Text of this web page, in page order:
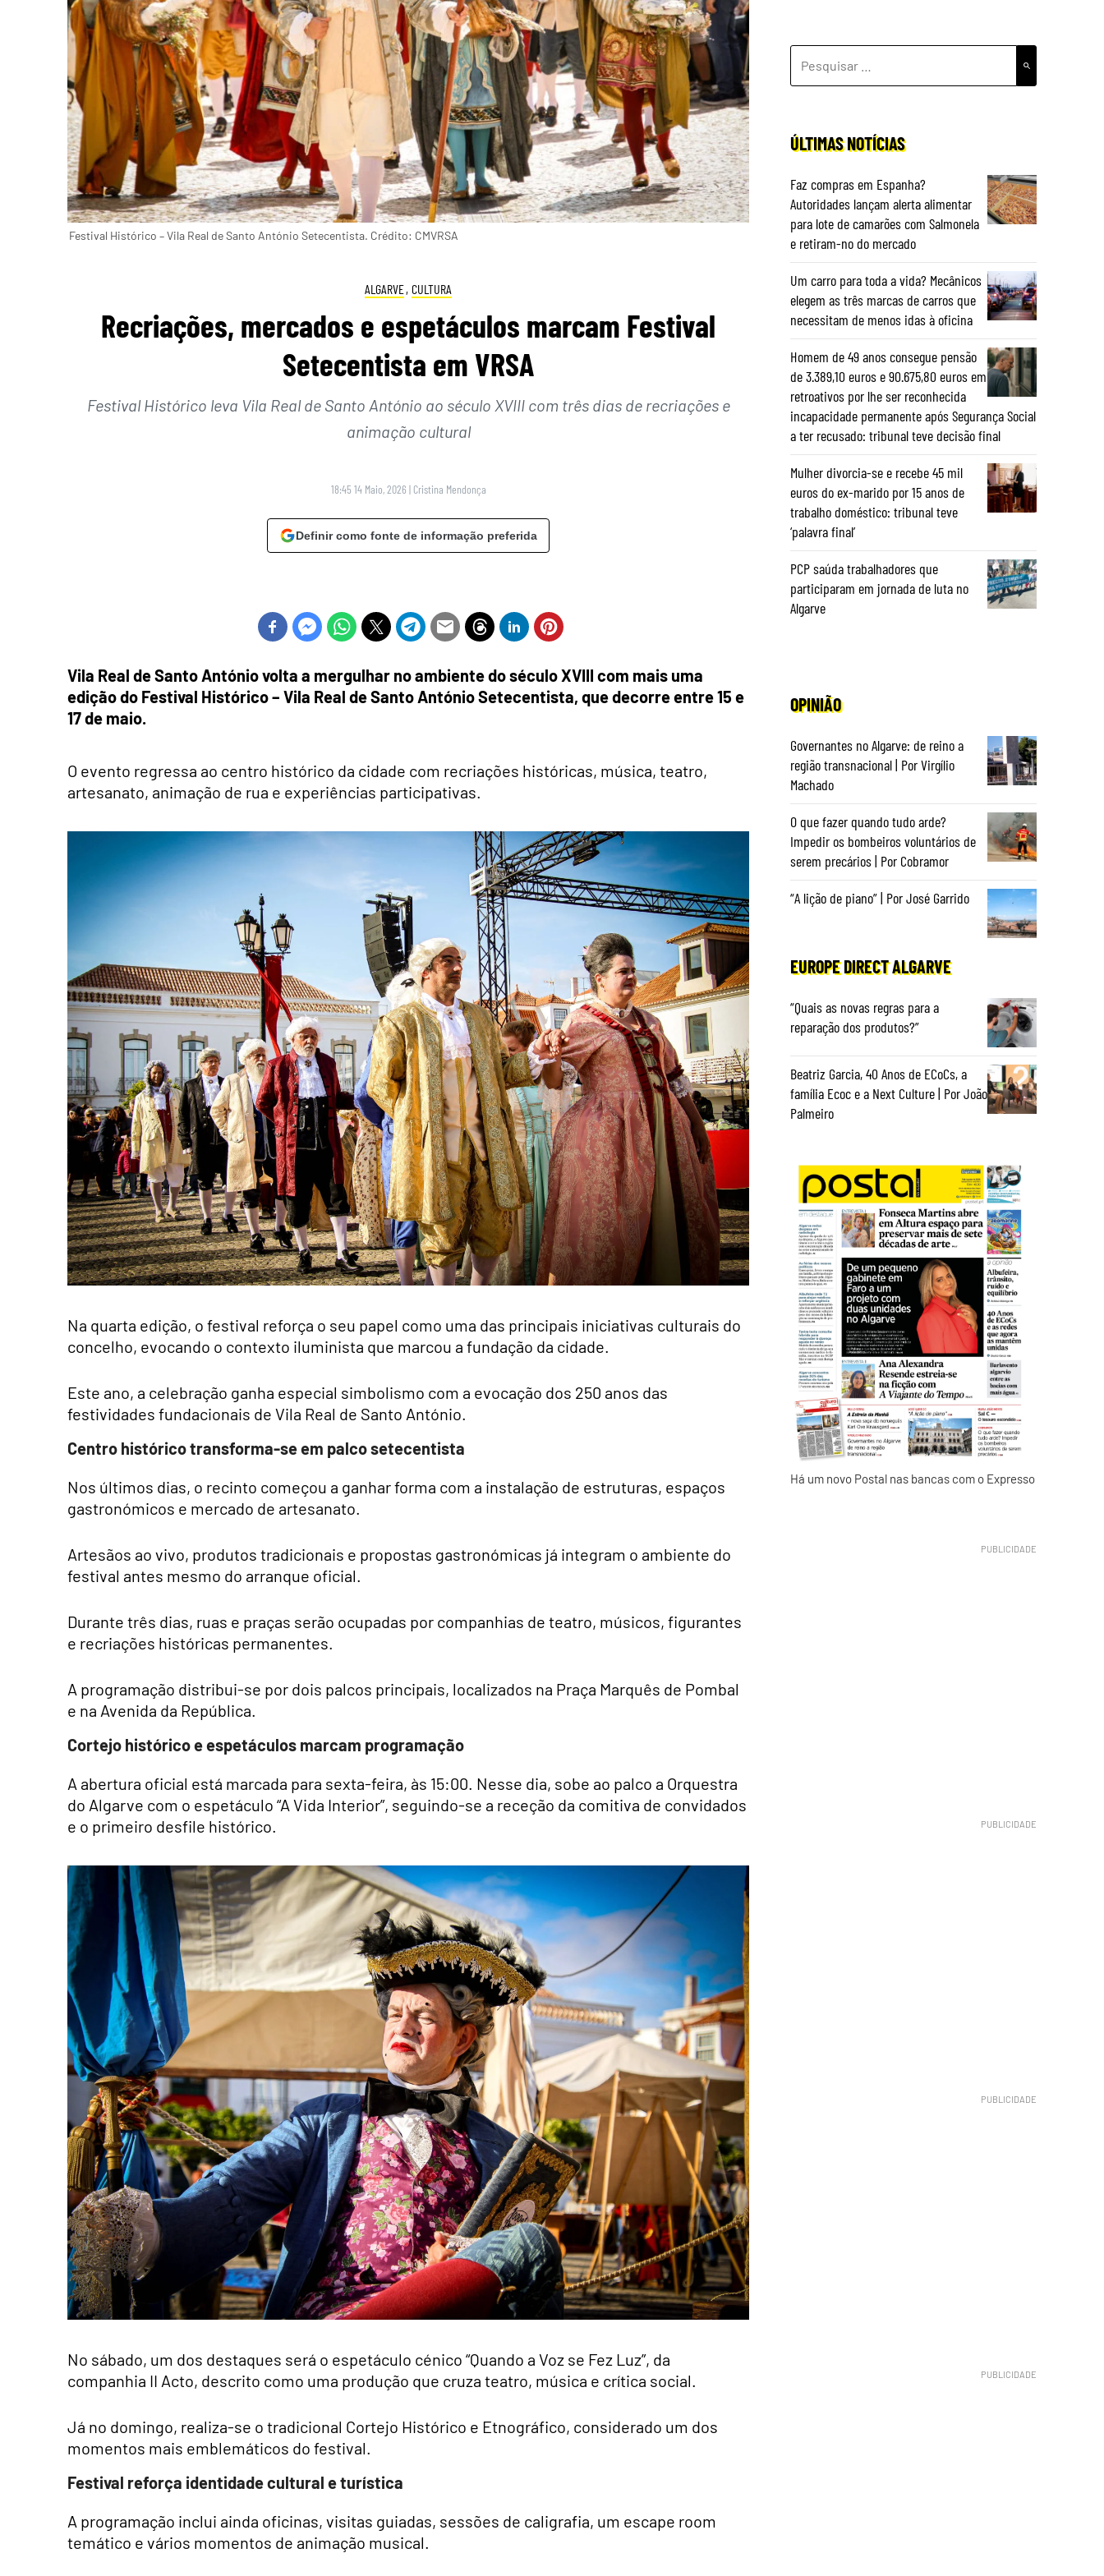
Festival Histórico – Vila Real de Santo António Setecentista. Crédito: CMVRSA
ALGARVE, CULTURA
Recriações, mercados e espetáculos marcam Festival
Setecentista em VRSA
Festival Histórico leva Vila Real de Santo António ao século XVIII com três dias de recriações e
animação cultural
18:45 14 Maio, 2026 | Cristina Mendonça
Definir como fonte de informação preferida
Vila Real de Santo António volta a mergulhar no ambiente do século XVIII com mais uma
edição do Festival Histórico – Vila Real de Santo António Setecentista, que decorre entre 15 e
17 de maio.
O evento regressa ao centro histórico da cidade com recriações históricas, música, teatro,
artesanato, animação de rua e experiências participativas.
Na quarta edição, o festival reforça o seu papel como uma das principais iniciativas culturais do
concelho, evocando o contexto iluminista que marcou a fundação da cidade.
Este ano, a celebração ganha especial simbolismo com a evocação dos 250 anos das
festividades fundacionais de Vila Real de Santo António.
Centro histórico transforma-se em palco setecentista
Nos últimos dias, o recinto começou a ganhar forma com a instalação de estruturas, espaços
gastronómicos e mercado de artesanato.
Artesãos ao vivo, produtos tradicionais e propostas gastronómicas já integram o ambiente do
festival antes mesmo do arranque oficial.
Durante três dias, ruas e praças serão ocupadas por companhias de teatro, músicos, figurantes
e recriações históricas permanentes.
A programação distribui-se por dois palcos principais, localizados na Praça Marquês de Pombal
e na Avenida da República.
Cortejo histórico e espetáculos marcam programação
A abertura oficial está marcada para sexta-feira, às 15:00. Nesse dia, sobe ao palco a Orquestra
do Algarve com o espetáculo “A Vida Interior”, seguindo-se a receção da comitiva de convidados
e o primeiro desfile histórico.
No sábado, um dos destaques será o espetáculo cénico “Quando a Voz se Fez Luz”, da
companhia II Acto, descrito como uma produção que cruza teatro, música e crítica social.
Já no domingo, realiza-se o tradicional Cortejo Histórico e Etnográfico, considerado um dos
momentos mais emblemáticos do festival.
Festival reforça identidade cultural e turística
A programação inclui ainda oficinas, visitas guiadas, sessões de caligrafia, um escape room
temático e vários momentos de animação musical.
POR:
ÚLTIMAS NOTÍCIAS
Faz compras em Espanha?
Autoridades lançam alerta alimentar
para lote de camarões com Salmonela
e retiram-no do mercado
Um carro para toda a vida? Mecânicos
elegem as três marcas de carros que
necessitam de menos idas à oficina
Homem de 49 anos consegue pensão
de 3.389,10 euros e 90.675,80 euros em
retroativos por lhe ser reconhecida
incapacidade permanente após Segurança Social
a ter recusado: tribunal teve decisão final
Mulher divorcia-se e recebe 45 mil
euros do ex-marido por 15 anos de
trabalho doméstico: tribunal teve
‘palavra final’
PCP saúda trabalhadores que
participaram em jornada de luta no
Algarve
OPINIÃO
Governantes no Algarve: de reino a
região transnacional | Por Virgílio
Machado
O que fazer quando tudo arde?
Impedir os bombeiros voluntários de
serem precários | Por Cobramor
“A lição de piano” | Por José Garrido
EUROPE DIRECT ALGARVE
“Quais as novas regras para a
reparação dos produtos?”
Beatriz Garcia, 40 Anos de ECoCs, a
família Ecoc e a Next Culture | Por João
Palmeiro
Há um novo Postal nas bancas com o Expresso